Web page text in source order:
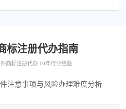
标注册代办指南
商标注册代办 10年行业经验
注意事项与风险办理难度分析